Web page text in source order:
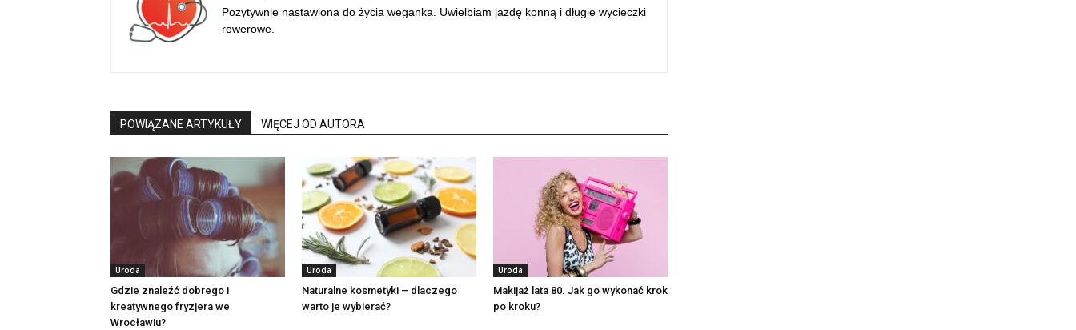
Pozytywnie nastawiona do życia weganka. Uwielbiam jazdę konną i długie wycieczki
rowerowe.
POWIĄZANE ARTYKUŁY WIĘCEJ OD AUTORA
Uroda
Gdzie znaleźć dobrego i
kreatywnego fryzjera we
Wrocławiu?
Uroda
Naturalne kosmetyki – dlaczego
warto je wybierać?
Uroda
Makijaż lata 80. Jak go wykonać krok
po kroku?